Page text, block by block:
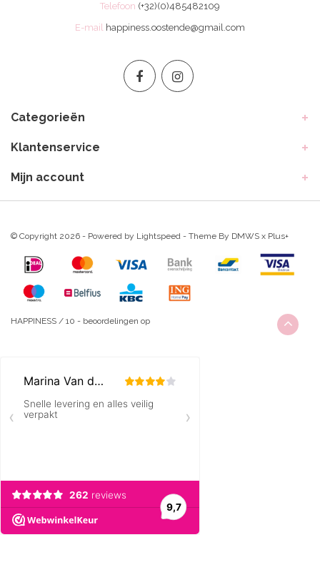
Telefoon (+32)(0)485482109
E-mail happiness.oostende@gmail.com
Categorieën
Klantenservice
Mijn account
© Copyright 2026 - Powered by Lightspeed - Theme By DMWS x Plus+
HAPPINESS / 10 - beoordelingen op